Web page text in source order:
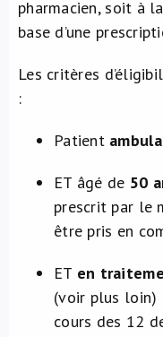
pharmacien, soit à
base d’une
Les critères
:
Patient
ET âgé de 50
prescrit par le
être pris en
ET en
(voir plus loin)
cours des 12